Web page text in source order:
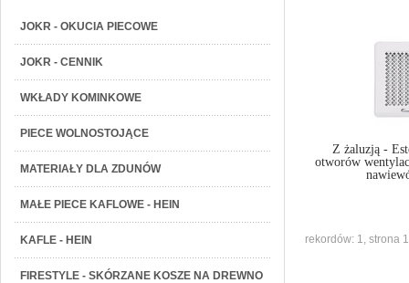
JOKR - OKUCIA PIECOWE
JOKR - CENNIK
WKŁADY KOMINKOWE
PIECE WOLNOSTOJĄCE
MATERIAŁY DLA ZDUNÓW
MAŁE PIECE KAFLOWE - HEIN
KAFLE - HEIN
FIRESTYLE - SKÓRZANE KOSZE NA DREWNO
Z żaluzją -
otworów
rekordów: 1, strona